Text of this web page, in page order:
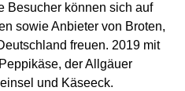
Besucher können sich auf
sowie Anbieter von Broten,
freuen. 2019 mit
der Allgäuer
und Käseeck.